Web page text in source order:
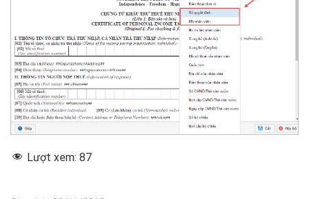
Lượt xem: 87